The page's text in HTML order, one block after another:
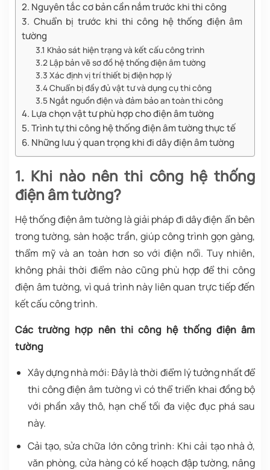
2. Nguyên tắc cơ bản cần nắm trước khi thi công
3. Chuẩn bị trước khi thi công hệ thống điện âm
tường
3.1 Khảo sát hiện trạng và kết cấu công trình
3.2 Lập bản vẽ sơ đồ hệ thống điện âm tường
3.3 Xác định vị trí thiết bị điện hợp lý
3.4 Chuẩn bị đầy đủ vật tư và dụng cụ thi công
3.5 Ngắt nguồn điện và đảm bảo an toàn thi công
4. Lựa chọn vật tư phù hợp cho điện âm tường
5. Trình tự thi công hệ thống điện âm tường thực tế
6. Những lưu ý quan trọng khi đi dây điện âm tường
1. Khi nào nên thi công hệ thống
điện âm tường?
Hệ thống điện âm tường là giải pháp đi dây điện ẩn bên
trong tường, sàn hoặc trần, giúp công trình gọn gàng,
thẩm mỹ và an toàn hơn so với điện nổi. Tuy nhiên,
không phải thời điểm nào cũng phù hợp để thi công
điện âm tường, vì quá trình này liên quan trực tiếp đến
kết cấu công trình.
Các trường hợp nên thi công hệ thống điện âm
tường
Xây dựng nhà mới: Đây là thời điểm lý tưởng nhất để
thi công điện âm tường vì có thể triển khai đồng bộ
với phần xây thô, hạn chế tối đa việc đục phá sau
này.
Cải tạo, sửa chữa lớn công trình: Khi cải tạo nhà ở,
văn phòng, cửa hàng có kế hoạch đập tường, nâng